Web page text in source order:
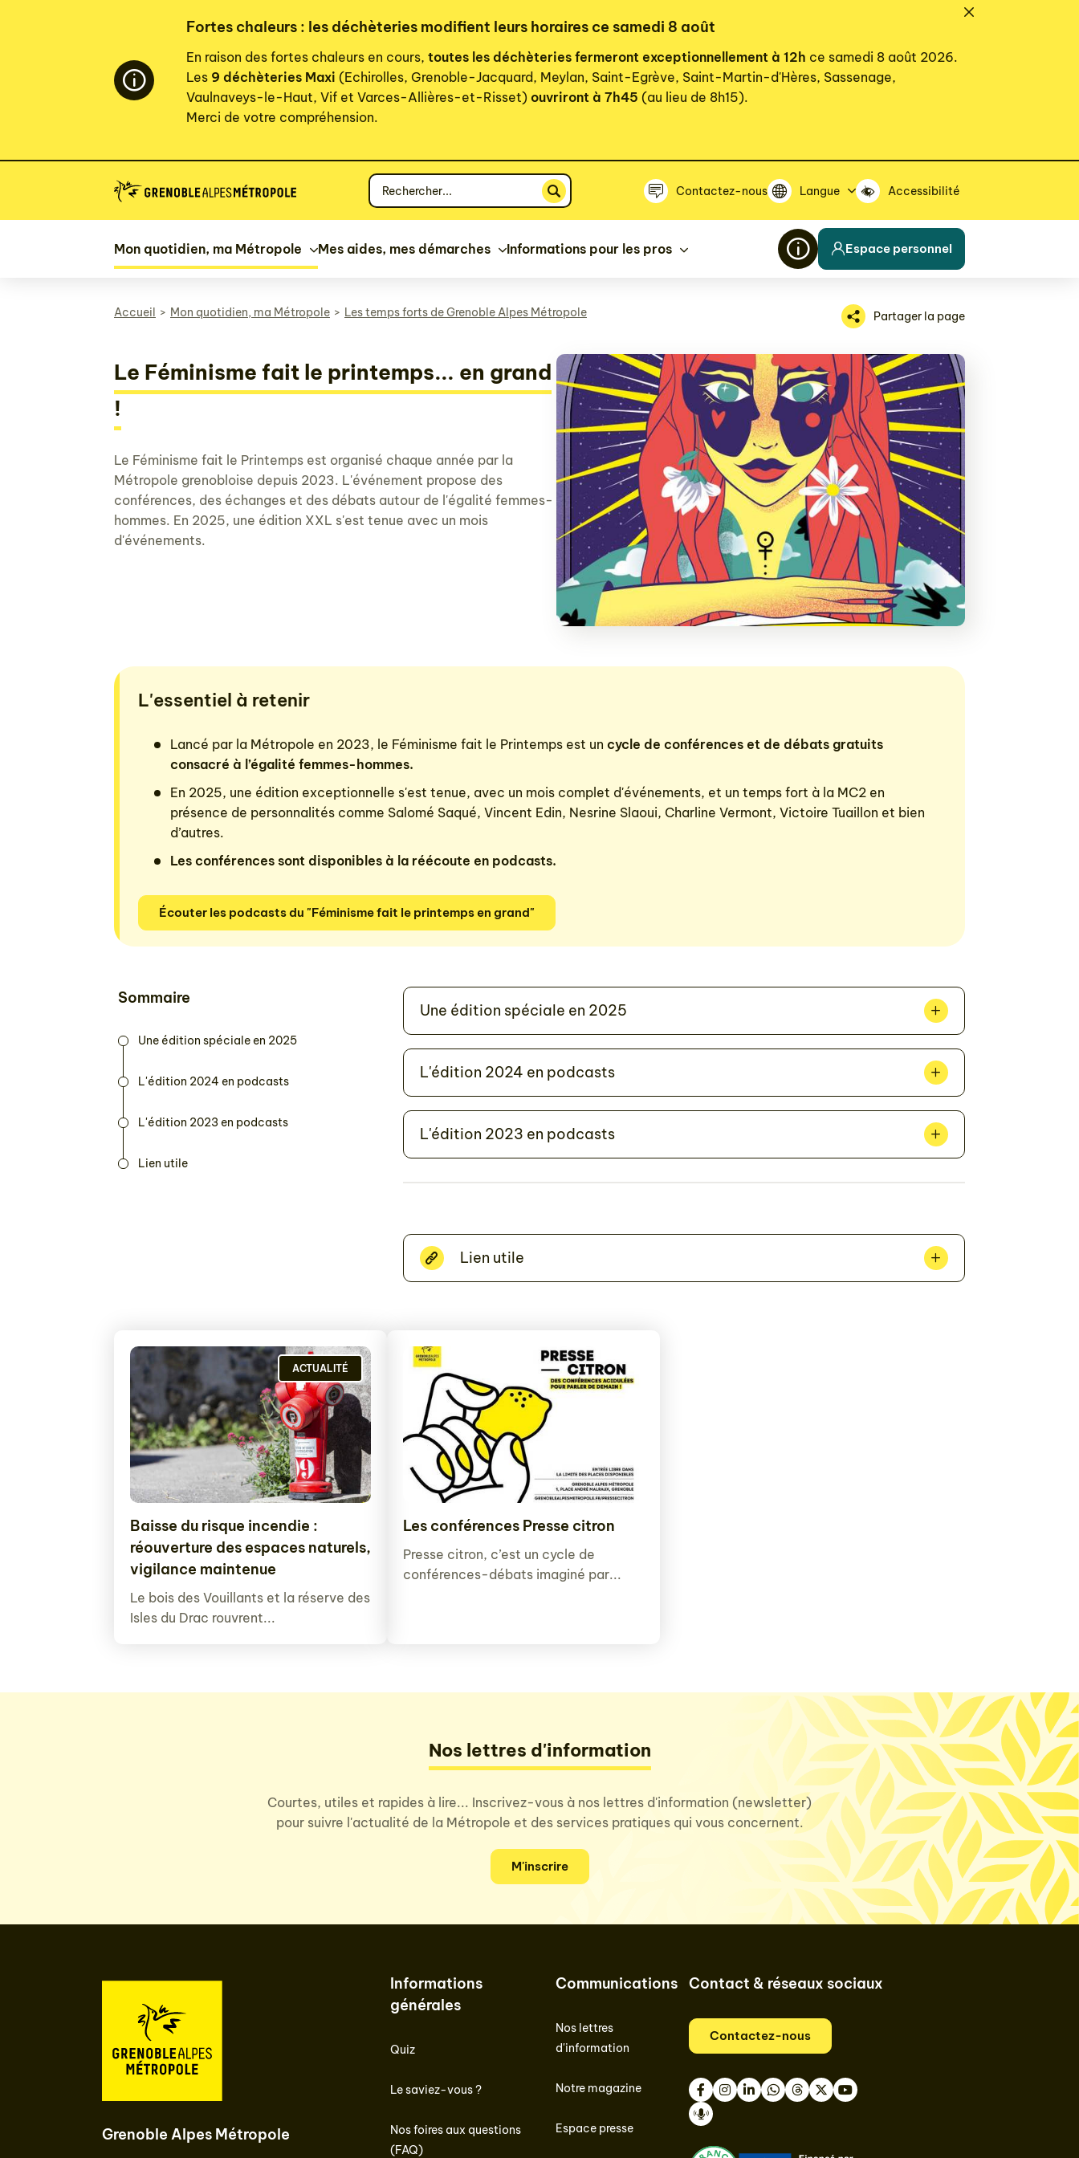
Fortes chaleurs : les déchèteries modifient leurs horaires ce samedi 8 août
En raison des fortes chaleurs en cours, toutes les déchèteries fermeront exceptionnellement à 12h ce samedi 8 août 2026.
Les 9 déchèteries Maxi (Echirolles, Grenoble-Jacquard, Meylan, Saint-Egrève, Saint-Martin-d'Hères, Sassenage,
Vaulnaveys-le-Haut, Vif et Varces-Allières-et-Risset) ouvriront à 7h45 (au lieu de 8h15).
Merci de votre compréhension.
Votre
recherche
Contactez-nous Langue Accessibilité
Mon quotidien, ma Métropole Mes aides, mes démarches Informations pour les pros Espace personnel
Accueil Mon quotidien, ma Métropole Les temps forts de Grenoble Alpes Métropole Partager la page
Le Féminisme fait le printemps... en grand
!
Le Féminisme fait le Printemps est organisé chaque année par la
Métropole grenobloise depuis 2023. L'événement propose des
conférences, des échanges et des débats autour de l'égalité femmes-
hommes. En 2025, une édition XXL s'est tenue avec un mois
d'événements.
L'essentiel à retenir
Lancé par la Métropole en 2023, le Féminisme fait le Printemps est un cycle de conférences et de débats gratuits
consacré à l’égalité femmes-hommes.
En 2025, une édition exceptionnelle s'est tenue, avec un mois complet d'événements, et un temps fort à la MC2 en
présence de personnalités comme Salomé Saqué, Vincent Edin, Nesrine Slaoui, Charline Vermont, Victoire Tuaillon et bien
d’autres.
Les conférences sont disponibles à la réécoute en podcasts.
Écouter les podcasts du "Féminisme fait le printemps en grand"
Sommaire
Une édition spéciale en 2025
L'édition 2024 en podcasts
L'édition 2023 en podcasts
Lien utile
Une édition spéciale en 2025
L'édition 2024 en podcasts
L'édition 2023 en podcasts
Lien utile
Baisse du risque incendie :
réouverture des espaces naturels,
vigilance maintenue
Le bois des Vouillants et la réserve des
Isles du Drac rouvrent...
ACTUALITÉ
Les conférences Presse citron
Presse citron, c’est un cycle de
conférences-débats imaginé par...
Nos lettres d'information
Courtes, utiles et rapides à lire... Inscrivez-vous à nos lettres d'information (newsletter)
pour suivre l'actualité de la Métropole et des services pratiques qui vous concernent.
M'inscrire
Grenoble Alpes Métropole
Informations
générales
Quiz
Le saviez-vous ?
Nos foires aux questions
(FAQ)
Communications
Nos lettres
d'information
Notre magazine
Espace presse
Contact & réseaux sociaux
Contactez-nous
FacebookInstagram